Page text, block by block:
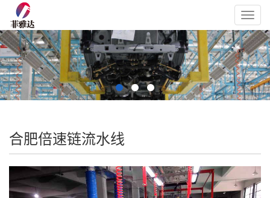
合肥倍速链流水线